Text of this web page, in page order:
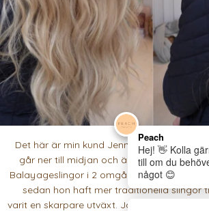
Det här är min kund Jennelie. Hennes hår
går ner till midjan och är overkligt tjockt.
Balayageslingor i 2 omgångar för att
sedan hon haft mer traditionella slingor
varit en skarpare utväxt. Jag blir nästan